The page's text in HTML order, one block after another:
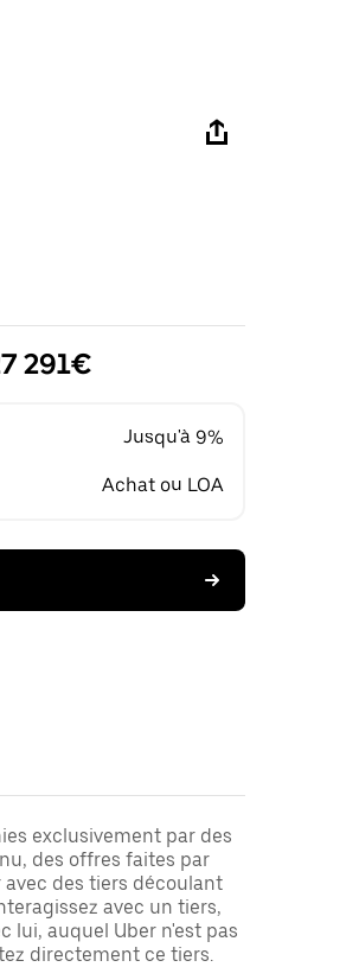
291€
Jusqu'à 9%
Achat ou LOA
exclusivement par des
des offres faites par
des tiers découlant
avec un tiers,
lui, auquel Uber n'est pas
directement ce tiers.